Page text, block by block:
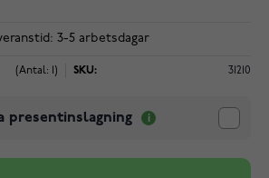
3-5 arbetsdagar
(Antal: 1) SKU: 31210
presentinslagning